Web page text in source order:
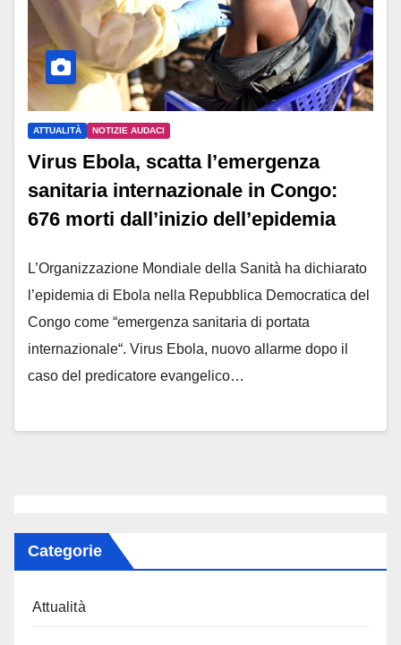
ATTUALITÀ NOTIZIE AUDACI
Virus Ebola, scatta l’emergenza
sanitaria internazionale in Congo:
676 morti dall’inizio dell’epidemia
L’Organizzazione Mondiale della Sanità ha dichiarato
l’epidemia di Ebola nella Repubblica Democratica del
Congo come “emergenza sanitaria di portata
internazionale“. Virus Ebola, nuovo allarme dopo il
caso del predicatore evangelico…
Categorie
Attualità